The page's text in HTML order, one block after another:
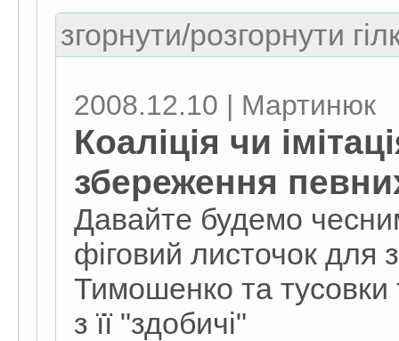
згорнути/розгорнути
2008.12.10 | Мартинюк
Коаліція чи
збереження
Давайте будемо
фіговий листочок для
Тимошенко та тусовки
з її "здобичі"